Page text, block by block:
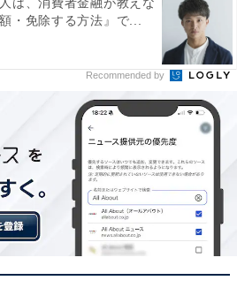
報を語ったり、言動がどんどん
自分に合わない人物を“敵”と見
「ある価値観が正しいと決めつけ
他的になってしまう」様は、誰
けない反面教師でもありまし
は、消費者金融が教えな
・免除する方法』で...
Recommended by